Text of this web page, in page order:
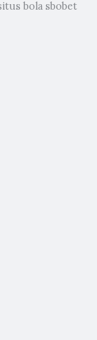
bola sbobet